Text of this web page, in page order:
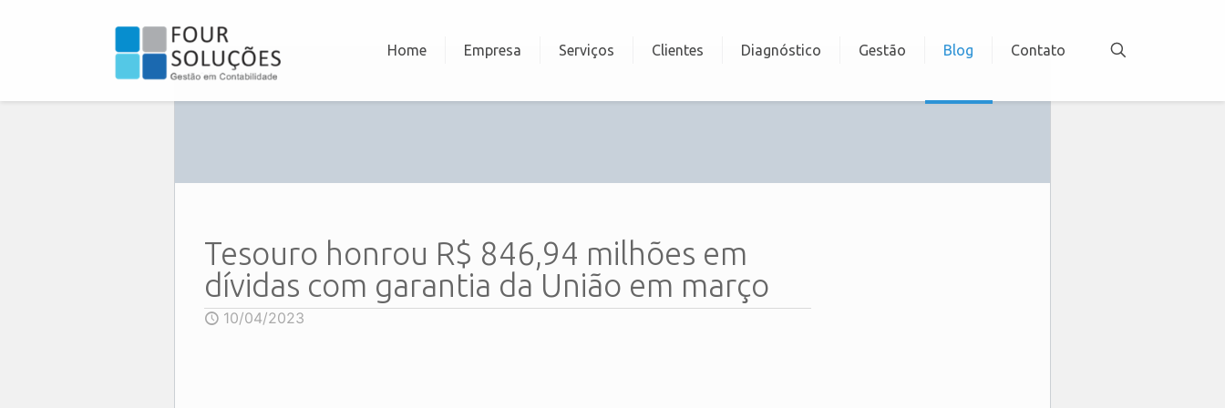
Home Empresa Serviços Clientes Diagnóstico Gestão Blog Contato
Tesouro honrou R$ 846,94 milhões em
dívidas com garantia da União em março
10/04/2023